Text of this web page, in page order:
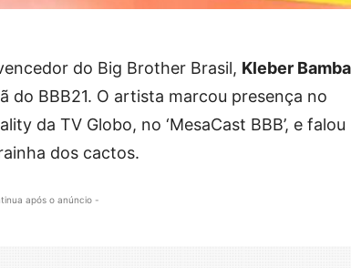
do Big Brother Brasil, Kleber
do BBB21. O artista marcou presença no
da TV Globo, no ‘MesaCast BBB’, e falou
dos cactos.
após o anúncio -